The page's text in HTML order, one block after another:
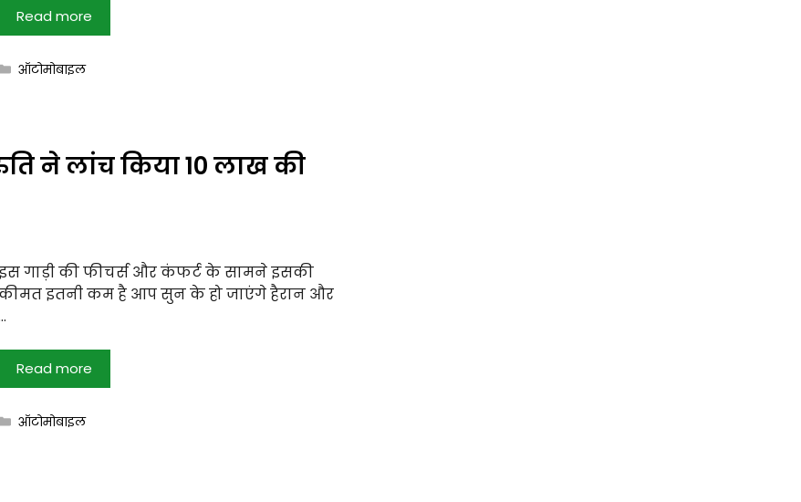
Read more
Categories
ऑटोमोबाइल
ने लांच किया 10 लाख की
गाड़ी की फीचर्स और कंफर्ट के सामने इसकी
इतनी कम है आप सुन के हो जाएंगे हैरान और
Read more
Categories
ऑटोमोबाइल